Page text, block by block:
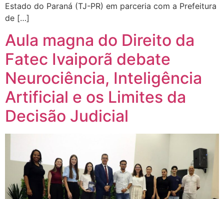
Estado do Paraná (TJ-PR) em parceria com a Prefeitura
de […]
Aula magna do Direito da
Fatec Ivaiporã debate
Neurociência, Inteligência
Artificial e os Limites da
Decisão Judicial